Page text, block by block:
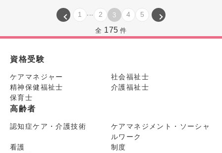
1 2 3 4 5
全 175 件
資格受験
ケアマネジャー
社会福祉士
精神保健福祉士
介護福祉士
保育士
高齢者
認知症ケア・介護技術
ケアマネジメント・ソーシャ
ルワーク
看護
制度